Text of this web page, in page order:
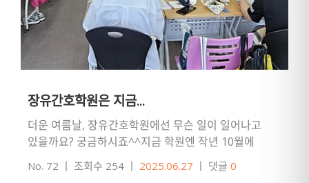
장유간호학원은 지금...
더운 여름날, 장유간호학원에선 무슨 일이 일어나고
있을까요? 궁금하시죠^^지금 학원엔 작년 10월에
입학해서 현장실습까지 마친 영나이팅게일들이
열공하고 있어요~열공열공!!!한 여름…
No. 72 ㅣ 조회수 254 ㅣ 2025.06.27 ㅣ 댓글 0